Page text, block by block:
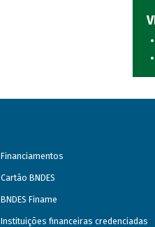
Financiamentos
Cartão BNDES
BNDES Finame
Instituições financeiras credenciadas